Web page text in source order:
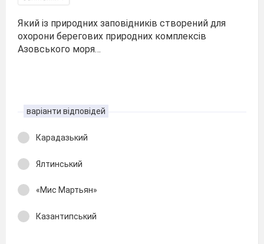
Який із природних заповідників створений для
охорони берегових природних комплексів
Азовського моря…
варіанти відповідей
Карадазький
Ялтинський
«Мис Мартьян»
Казантипський